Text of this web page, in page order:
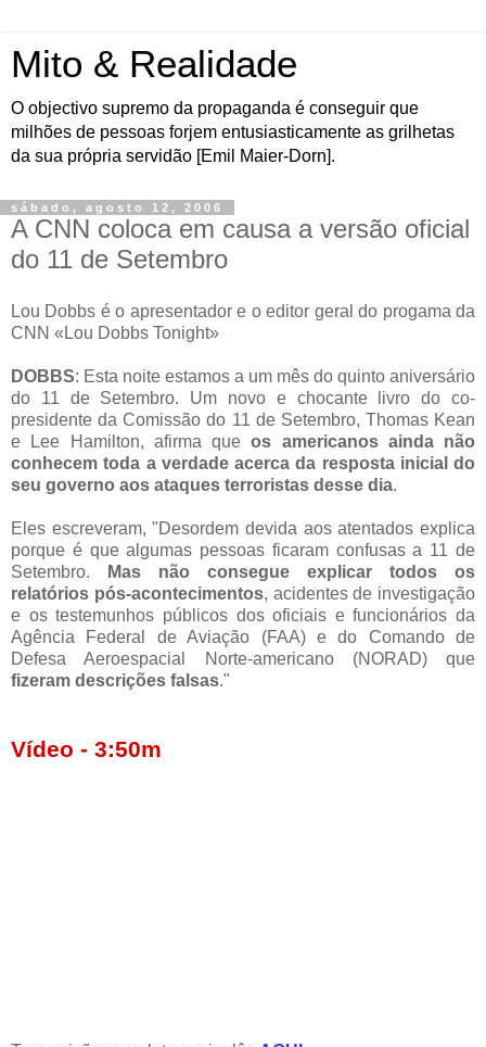
Mito & Realidade
O objectivo supremo da propaganda é conseguir que
milhões de pessoas forjem entusiasticamente as grilhetas
da sua própria servidão [Emil Maier-Dorn].
sábado, agosto 12, 2006
A CNN coloca em causa a versão oficial
do 11 de Setembro
Lou Dobbs é o apresentador e o editor geral do progama da
CNN «Lou Dobbs Tonight»
DOBBS: Esta noite estamos a um mês do quinto aniversário
do 11 de Setembro. Um novo e chocante livro do co-
presidente da Comissão do 11 de Setembro, Thomas Kean
e Lee Hamilton, afirma queos americanos ainda não
conhecem toda a verdade acerca da resposta inicial do
seu governo aos ataques terroristas desse dia.
Eles escreveram, "Desordem devida aos atentados explica
porque é que algumas pessoas ficaram confusas a 11 de
Setembro.
Mas não consegue explicar todos os
relatórios pós-acontecimentos, acidentes de investigação
e os testemunhos públicos dos oficiais e funcionários da
Agência Federal de Aviação (FAA) e do Comando de
Defesa Aeroespacial Norte-americano (NORAD) que
fizeram descrições falsas."
Vídeo - 3:50m